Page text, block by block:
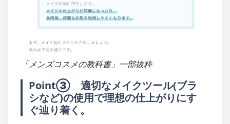
「メンズコスメの教科書」一部抜粋
Point③　適切なメイクツール(ブラ
シなど)の使用で理想の仕上がりにす
ぐ辿り着く。